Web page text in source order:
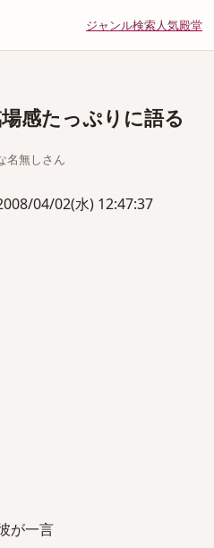
ジャンル検索人気殿堂
感たっぷりに語る
無しさん
04/02(水) 12:47:37
が一言